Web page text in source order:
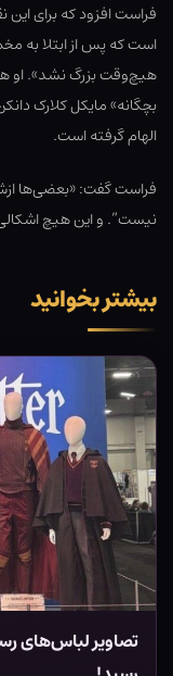
فراست افزود که برای
هیچ‌وقت بزرگ نشد». او
بچگانه» مایکل کلارک
الهام گرفته است.
فراست گفت: «بعضی‌ها
نیست”. و این هیچ
بیشتر بخوانید
تصاویر لباس‌های